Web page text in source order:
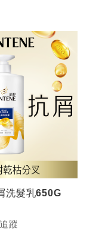
洗髮乳650G
蹤